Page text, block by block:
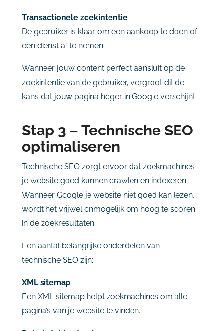
Transactionele zoekintentie
De gebruiker is klaar om een aankoop te doen of
een dienst afte nemen.
Wanneer jouw content perfect aansluit op de
zoekintentie van de gebruiker, vergroot dit de
kans dat jouw pagina hoger in Google verschijnt.
Stap 3 – Technische SEO
optimaliseren
Technische SEO zorgt ervoor dat zoekmachines
je website goed kunnen crawlen en indexeren.
Wanneer Google je website niet goed kan lezen,
wordt het vrijwel onmogelijk om hoog te scoren
in de zoekresultaten.
Een aantal belangrijke onderdelen van
technische SEO zijn:
XMLsitemap
Een XML sitemap helpt zoekmachines om alle
pagina’s van je website te vinden.